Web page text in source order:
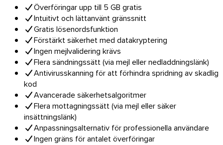
Tillägg
Överföringar upp till 5 GB gratis
Intuitivt och lättanvänt gränssnitt
Gratis lösenordsfunktion
Förstärkt säkerhet med datakryptering
Ingen mejlvalidering krävs
Flera sändningssätt (via mejl eller nedladdningslänk)
Antivirusskanning för att förhindra spridning av skadlig
kod
Avancerade säkerhetsalgoritmer
Flera mottagningssätt (via mejl eller säker
insättningslänk)
Anpassningsalternativ för professionella användare
Ingen gräns för antalet överföringar